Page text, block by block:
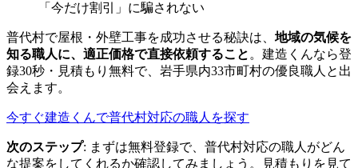
「今だけ割引」に騙されない
普代村で屋根・外壁工事を成功させる秘訣は、 地域の気候を
知る職人に、適正価格で直接依頼すること 。建造くんなら登
録30秒・見積もり無料で、岩手県内33市町村の優良職人と出
会えます。
今すぐ建造くんで普代村対応の職人を探す
次のステップ: まずは無料登録で、普代村対応の職人がどん
な提案をしてくれるか確認してみましょう。見積もりを見て